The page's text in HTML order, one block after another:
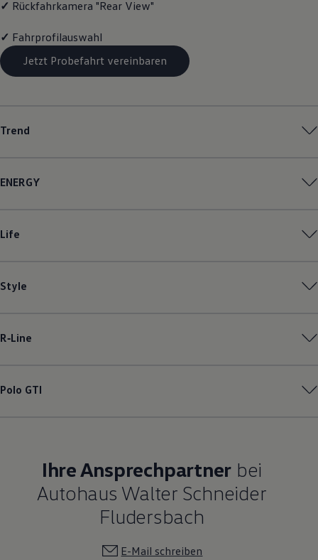
Pannen- und Unfallhilfe
✓ Rückfahrkamera "Rear View"
✓ Fahrprofilauswahl
Jetzt Probefahrt vereinbaren
Trend
ENERGY
Life
Style
R‑Line
Polo GTI
Ihre Ansprechpartner bei
Autohaus Walter Schneider
Fludersbach
E-Mail schreiben